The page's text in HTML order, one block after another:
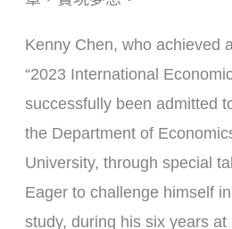
Kenny Chen, who achieved
“2023 International
successfully been admitted
the Department of
University, through special
Eager to challenge himself
study, during his six years at